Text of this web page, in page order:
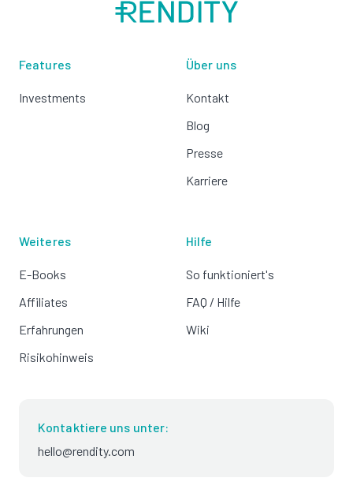
Features
Investments
Über uns
Kontakt
Blog
Presse
Karriere
Weiteres
E-Books
Affiliates
Erfahrungen
Risikohinweis
Hilfe
So funktioniert's
FAQ / Hilfe
Wiki
Kontaktiere uns unter:
hello@rendity.com